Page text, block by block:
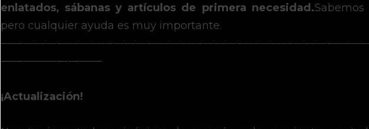
enlatados, sábanas y artículos de primera necesidad.
pero cualquier ayuda es muy importante.
— — — — — — — — — — — — — — — — — — — — — — — — — — — — — — — —
— — — — — —  — — —
¡Actualización!